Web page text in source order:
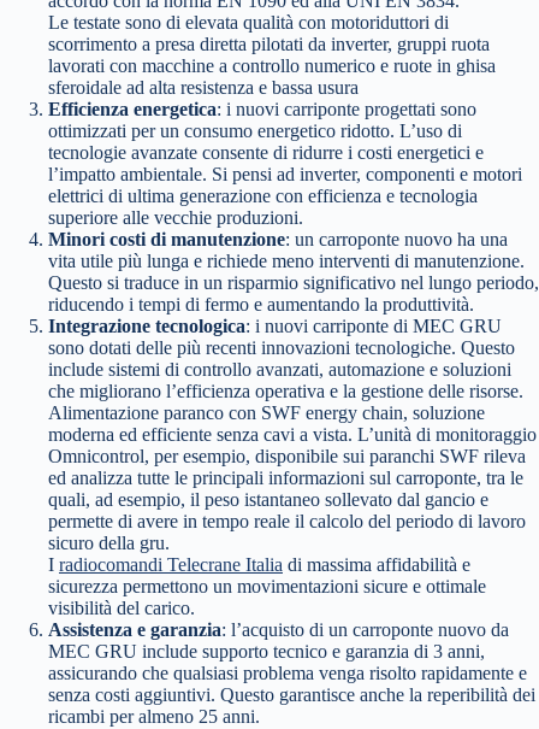
Le testate sono di elevata qualità con motoriduttori di
scorrimento a presa diretta pilotati da inverter, gruppi ruota
lavorati con macchine a controllo numerico e ruote in ghisa
sferoidale ad alta resistenza e bassa usura
Efficienza energetica: i nuovi carriponte progettati sono
ottimizzati per un consumo energetico ridotto. L’uso di
tecnologie avanzate consente di ridurre i costi energetici e
l’impatto ambientale. Si pensi ad inverter, componenti e motori
elettrici di ultima generazione con efficienza e tecnologia
superiore alle vecchie produzioni.
Minori costi di manutenzione: un carroponte nuovo ha una
vita utile più lunga e richiede meno interventi di manutenzione.
Questo si traduce in un risparmio significativo nel lungo periodo,
riducendo i tempi di fermo e aumentando la produttività.
Integrazione tecnologica: i nuovi carriponte di MEC GRU
sono dotati delle più recenti innovazioni tecnologiche. Questo
include sistemi di controllo avanzati, automazione e soluzioni
che migliorano l’efficienza operativa e la gestione delle risorse.
Alimentazione paranco con SWF energy chain, soluzione
moderna ed efficiente senza cavi a vista. L’unità di monitoraggio
Omnicontrol, per esempio, disponibile sui paranchi SWF rileva
ed analizza tutte le principali informazioni sul carroponte, tra le
quali, ad esempio, il peso istantaneo sollevato dal gancio e
permette di avere in tempo reale il calcolo del periodo di lavoro
sicuro della gru.
I radiocomandi Telecrane Italia di massima affidabilità e
sicurezza permettono un movimentazioni sicure e ottimale
visibilità del carico.
Assistenza e garanzia: l’acquisto di un carroponte nuovo da
MEC GRU include supporto tecnico e garanzia di 3 anni,
assicurando che qualsiasi problema venga risolto rapidamente e
senza costi aggiuntivi. Questo garantisce anche la reperibilità dei
ricambi per almeno 25 anni.